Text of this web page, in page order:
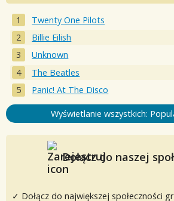
Twenty One Pilots
Billie Eilish
Unknown
The Beatles
Panic! At The Disco
Wyświetlanie wszystkich:
Dołącz do naszej
✓ Dołącz do największej społeczności